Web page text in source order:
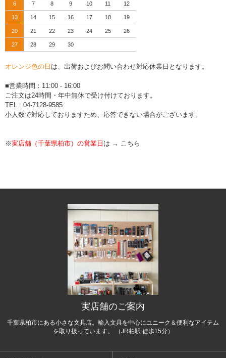
6 7 8 9 10 11 12
13 14 15 16 17 18 19
20 21 22 23 24 25 26
27 28 29 30
オレンジ色の日 は、出荷およびお問い合わせ対応休業日となります。
■営業時間：11:00 - 16:00
ご注文は24時間・年中無休で受け付けております。
TEL : 04-7128-9585
小人数で対応しておりますため、応答できない場合がございます。
※実店舗（千葉県柏市）の営業日 は → こちら
実店舗のご案内
千葉県柏市にある小さな文具店。輸入文具を中心にユニーク＆便利なアイテム
を取り扱っています。 （JR柏駅 徒歩15分）